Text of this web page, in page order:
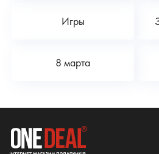
Игры
8 марта